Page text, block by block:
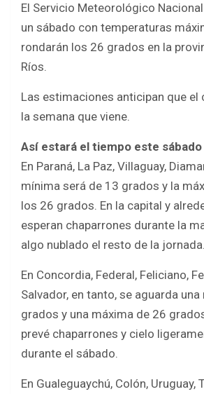
ce
b
k
tt
er
at
s
A
p
ar
e
El Servicio Meteorológico
un sábado con temperaturas
rondarán los 26 grados en la
Ríos.
Las estimaciones anticipan que el
la semana que viene.
Así estará el tiempo este sábado
En Paraná, La Paz, Villaguay,
mínima será de 13 grados y la
los 26 grados. En la capital y
esperan chaparrones durante la
algo nublado el resto de la jornada.
En Concordia, Federal, Feliciano,
Salvador, en tanto, se aguarda
grados y una máxima de 26
prevé chaparrones y cielo
durante el sábado.
En Gualeguaychú, Colón, Uruguay,